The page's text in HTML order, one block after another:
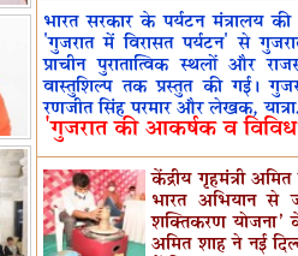
भारत सरकार के पर्यटन मंत्रालय
'गुजरात में विरासत पर्यटन' से
प्राचीन पुरातात्विक स्थलों और
वास्तुशिल्प तक प्रस्तुत की गई।
रणजीत सिंह परमार और लेखक,
'गुजरात की आकर्षक व विविध
केंद्रीय गृहमंत्री
भारत अभियान से
शक्तिकरण योजना’ के
अमित शाह ने नई